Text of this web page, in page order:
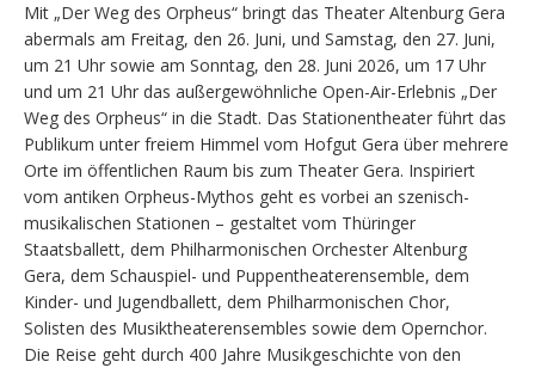
Mit „Der Weg des Orpheus“ bringt das Theater Altenburg Gera
abermals am Freitag, den 26. Juni, und Samstag, den 27. Juni,
um 21 Uhr sowie am Sonntag, den 28. Juni 2026, um 17 Uhr
und um 21 Uhr das außergewöhnliche Open-Air-Erlebnis „Der
Weg des Orpheus“ in die Stadt. Das Stationentheater führt das
Publikum unter freiem Himmel vom Hofgut Gera über mehrere
Orte im öffentlichen Raum bis zum Theater Gera. Inspiriert
vom antiken Orpheus-Mythos geht es vorbei an szenisch-
musikalischen Stationen – gestaltet vom Thüringer
Staatsballett, dem Philharmonischen Orchester Altenburg
Gera, dem Schauspiel- und Puppentheaterensemble, dem
Kinder- und Jugendballett, dem Philharmonischen Chor,
Solisten des Musiktheaterensembles sowie dem Opernchor.
Die Reise geht durch 400 Jahre Musikgeschichte von den